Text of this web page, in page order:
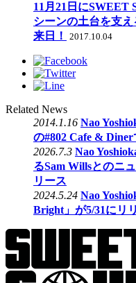
11月21日にSWEET
シーンの土台を支
来日！
2017.10.04
Related News
2014.1.16 Nao
の#802 Cafe & Diner
2026.7.3 Nao
るSam Willsとのニ
リース
2024.5.24 Nao
Bright」が5/31にリ